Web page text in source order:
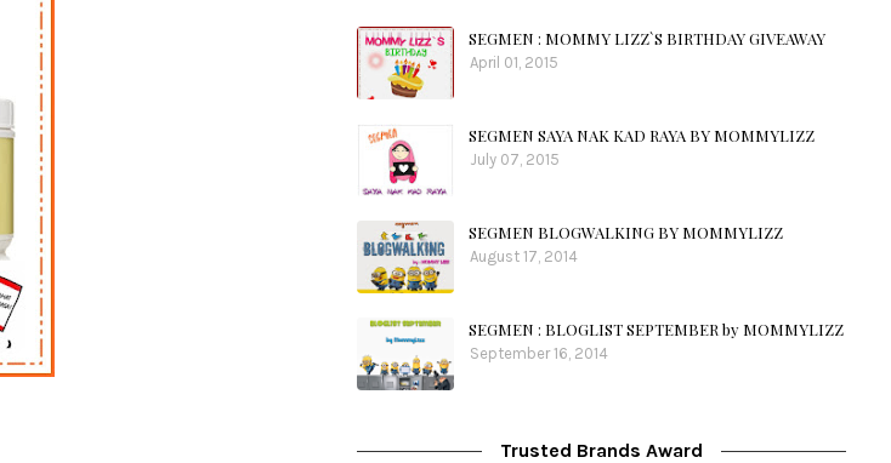
SEGMEN : MOMMY LIZZ`S BIRTHDAY GIVEAWAY
April 01, 2015
SEGMEN SAYA NAK KAD RAYA BY MOMMYLIZZ
July 07, 2015
SEGMEN BLOGWALKING BY MOMMYLIZZ
August 17, 2014
SEGMEN : BLOGLIST SEPTEMBER by MOMMYLIZZ
September 16, 2014
Trusted Brands Award